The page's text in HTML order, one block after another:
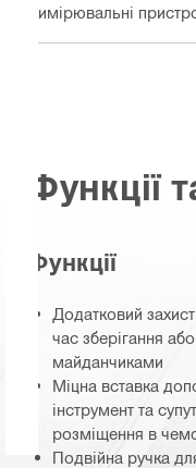
Вимірювальні
Функції
Функції
Додатковий
час зберігання
майданчиками
Міцна вставка
інструмент та
розміщення в
Подвійна ручка